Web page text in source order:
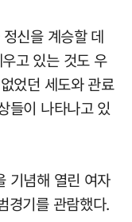
신을 계승할 데
고 있는 것도 우
었던 세도와 관료
들이 나타나고 있
기념해 열린 여자
경기를 관람했다.